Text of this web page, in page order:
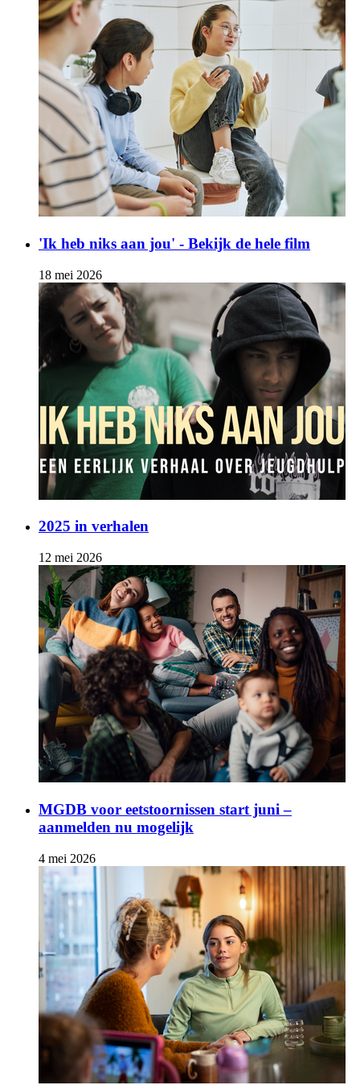
'Ik heb niks aan jou' - Bekijk de hele film
18 mei 2026
2025 in verhalen
12 mei 2026
MGDB voor eetstoornissen start juni –
aanmelden nu mogelijk
4 mei 2026